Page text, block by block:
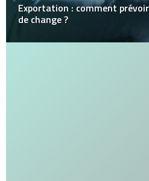
Exportation : comment
de change ?